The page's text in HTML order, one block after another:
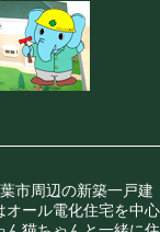
市周辺の新築一戸建
オール電化住宅を中心